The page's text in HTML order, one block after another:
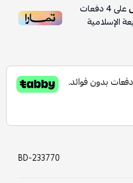
على4دفعات
الإسلامية
BD-233770